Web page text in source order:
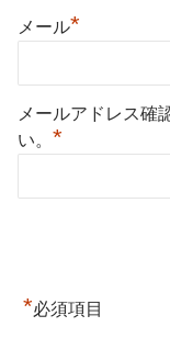
メール*
メールアドレス確
い。 *
*必須項目